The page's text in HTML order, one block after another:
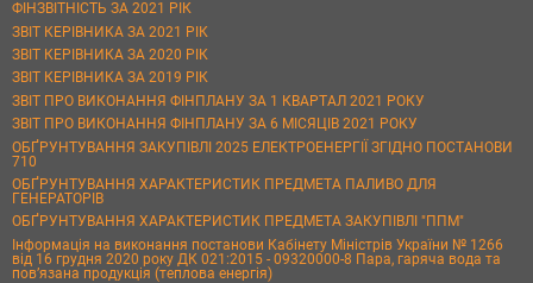
ФІНЗВІТНІСТЬ ЗА 2021 РІК
ЗВІТ КЕРІВНИКА ЗА 2021 РІК
ЗВІТ КЕРІВНИКА ЗА 2020 РІК
ЗВІТ КЕРІВНИКА ЗА 2019 РІК
ЗВІТ ПРО ВИКОНАННЯ ФІНПЛАНУ ЗА 1 КВАРТАЛ 2021 РОКУ
ЗВІТ ПРО ВИКОНАННЯ ФІНПЛАНУ ЗА 6 МІСЯЦІВ 2021 РОКУ
ОБҐРУНТУВАННЯ ЗАКУПІВЛІ 2025 ЕЛЕКТРОЕНЕРГІЇ ЗГІДНО ПОСТАНОВИ
710
ОБҐРУНТУВАННЯ ХАРАКТЕРИСТИК ПРЕДМЕТА ПАЛИВО ДЛЯ
ГЕНЕРАТОРІВ
ОБҐРУНТУВАННЯ ХАРАКТЕРИСТИК ПРЕДМЕТА ЗАКУПІВЛІ "ППМ"
Інформація на виконання постанови Кабінету Міністрів України № 1266
від 16 грудня 2020 року ДК 021:2015 - 09320000-8 Пара, гаряча вода та
пов’язана продукція (теплова енергія)